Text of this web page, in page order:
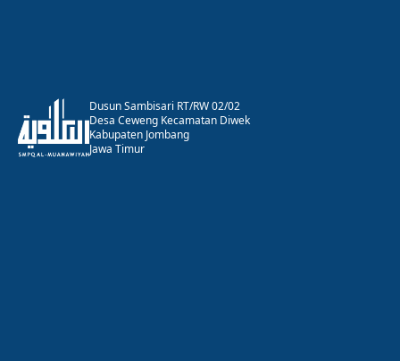
Dusun Sambisari RT/RW 02/02
Desa Ceweng Kecamatan Diwek
Kabupaten Jombang
Jawa Timur